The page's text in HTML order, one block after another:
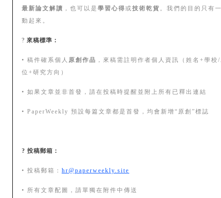
最新論文解讀 ，也可以是 學習心得或技術乾貨 。我們的目的只有
動起來。
? 來稿標準：
• 稿件確系個人 原創作品 ，來稿需註明作者個人資訊（姓名+學
位+研究方向）
• 如果文章並非首發，請在投稿時提醒並附上所有已釋出連結
• PaperWeekly 預設每篇文章都是首發，均會新增“原創”標誌
? 投稿郵箱：
• 投稿郵箱： hr@paperweekly.site
• 所有文章配圖，請單獨在附件中傳送